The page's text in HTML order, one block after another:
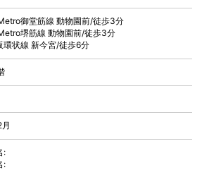
御堂筋線動物園前/徒歩3分
堺筋線動物園前/徒歩3分
環状線新今宮/徒歩6分
:
: